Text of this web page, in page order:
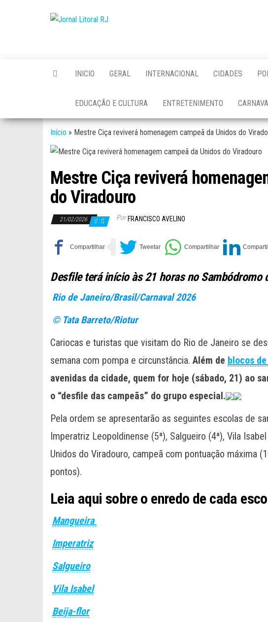
INICIO GERAL INTERNACIONAL CIDADES
EDUCAÇÃO E CULTURA ENTRETENIMENTO
Início » Mestre Ciça reviverá homenagem campeã da Unidos do
Mestre Ciça reviverá
do Viradouro
21/02/2026 0 Por FRANCISCO AVELINO
Desfile terá início às 21 horas no Sambódromo
Rio de Janeiro/Brasil/Carnaval 2026
© Tata Barreto/Riotur
Cariocas e turistas que visitam do Rio de Janeiro se
semana com pompa e circunstância. Além de blocos
avenidas da cidade, quem for hoje (sábado, 21) ao
o “desfile das campeãs” do grupo especial.
Pela ordem se apresentarão as seguintes escolas de
Imperatriz Leopoldinense (5ª), Salgueiro (4ª), Vila
Unidos do Viradouro, campeã com pontuação máxima
pontos).
Leia aqui sobre o enredo de cada
Mangueira
Imperatriz
Salgueiro
Vila Isabel
Beija-flor